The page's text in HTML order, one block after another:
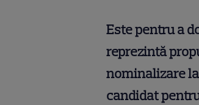
Este pentru a
reprezintă
nominalizare la
candidat